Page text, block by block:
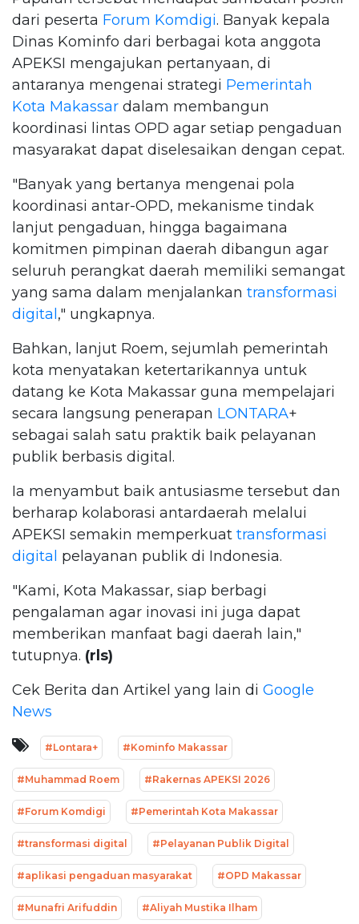
dari peserta Forum Komdigi. Banyak kepala
Dinas Kominfo dari berbagai kota anggota
APEKSI mengajukan pertanyaan, di
antaranya mengenai strategi Pemerintah
Kota Makassar dalam membangun
koordinasi lintas OPD agar setiap pengaduan
masyarakat dapat diselesaikan dengan cepat.
"Banyak yang bertanya mengenai pola
koordinasi antar-OPD, mekanisme tindak
lanjut pengaduan, hingga bagaimana
komitmen pimpinan daerah dibangun agar
seluruh perangkat daerah memiliki semangat
yang sama dalam menjalankan transformasi
digital," ungkapnya.
Bahkan, lanjut Roem, sejumlah pemerintah
kota menyatakan ketertarikannya untuk
datang ke Kota Makassar guna mempelajari
secara langsung penerapan LONTARA+
sebagai salah satu praktik baik pelayanan
publik berbasis digital.
Ia menyambut baik antusiasme tersebut dan
berharap kolaborasi antardaerah melalui
APEKSI semakin memperkuat transformasi
digital pelayanan publik di Indonesia.
"Kami, Kota Makassar, siap berbagi
pengalaman agar inovasi ini juga dapat
memberikan manfaat bagi daerah lain,"
tutupnya. (rls)
Cek Berita dan Artikel yang lain di Google
News
#Lontara+ #Kominfo Makassar
#Muhammad Roem #Rakernas APEKSI 2026
#Forum Komdigi #Pemerintah Kota Makassar
#transformasi digital #Pelayanan Publik Digital
#aplikasi pengaduan masyarakat #OPD Makassar
#Munafri Arifuddin #Aliyah Mustika Ilham